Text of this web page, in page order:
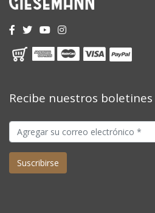
Recibe nuestros